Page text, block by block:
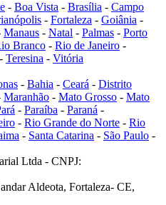
- Boa Vista - Brasília - Campo
- Fortaleza - Goiânia -
Manaus - Natal - Palmas - Porto
Branco - Rio de Janeiro -
- Teresina - Vitória
- Bahia - Ceará - Distrito
Maranhão - Mato Grosso - Mato
- Paraíba - Paraná -
- Rio Grande do Norte - Rio
- Santa Catarina - São Paulo -
Ltda - CNPJ:
Aldeota, Fortaleza- CE,